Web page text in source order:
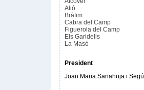
Alió
Bràfim
Cabra del Camp
Figuerola del Camp
Els Garidells
La Masó
President
Joan Maria Sanahuja i Segú